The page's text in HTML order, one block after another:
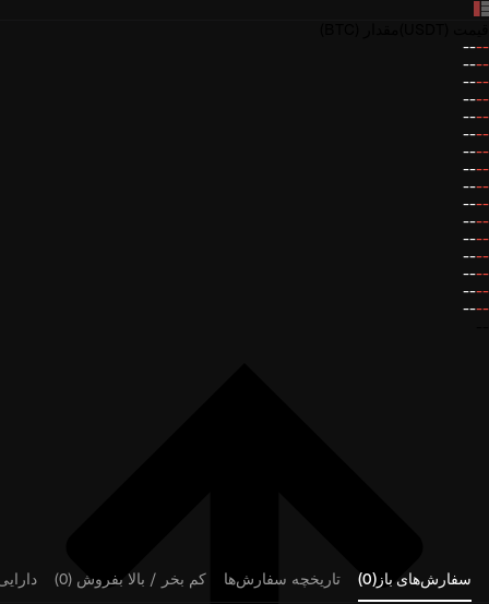
--
--
--
--
--
--
--
--
--
--
--
--
--
--
--
--
--
--
--
--
--
--
--
--
--
--
--
--
--
--
--
--
سفارش‌های باز(0) تاریخچه سفارش‌ها کم بخر / بالا بفروش (0)